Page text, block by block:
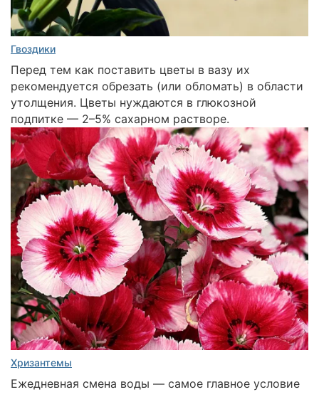
Гвоздики
Перед тем как поставить цветы в вазу их
рекомендуется обрезать (или обломать) в области
утолщения. Цветы нуждаются в глюкозной
подпитке — 2–5% сахарном растворе.
Хризантемы
Ежедневная смена воды — самое главное условие